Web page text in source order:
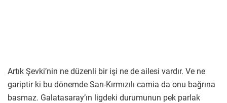
Artık Şevki’nin ne düzenli bir işi ne de ailesi vardır. Ve ne
gariptir ki bu dönemde Sarı-Kırmızılı camia da onu bağrına
basmaz. Galatasaray’ın ligdeki durumunun pek parlak